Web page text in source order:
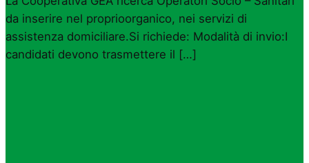
da inserire nel proprioorganico, nei servizi di
assistenza domiciliare.Si richiede: Modalità di invio:I
candidati devono trasmettere il […]